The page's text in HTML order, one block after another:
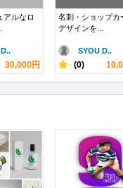
アルなロ
30,000円
名刺・ショップカ
デザインを...
SYOU D..
- (0)